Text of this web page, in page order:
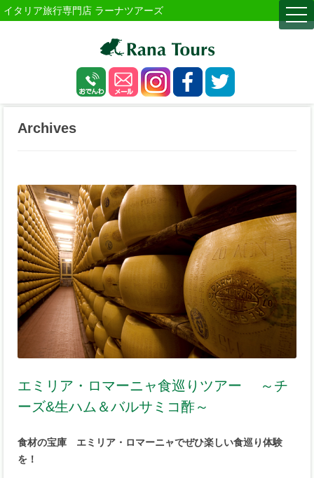
イタリア旅行専門店 ラーナツアーズ
Archives
エミリア・ロマーニャ食巡りツアー ～チ
ーズ&生ハム＆バルサミコ酢～
食材の宝庫 エミリア・ロマーニャでぜひ楽しい食巡り体験
を！